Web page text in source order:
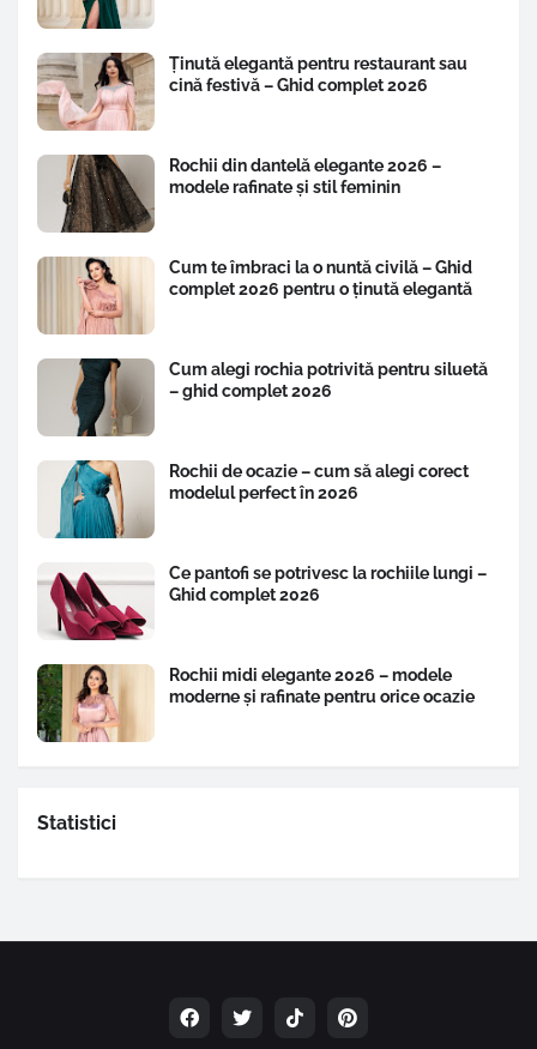
Ținută elegantă pentru restaurant sau
cină festivă – Ghid complet 2026
Rochii din dantelă elegante 2026 –
modele rafinate și stil feminin
Cum te îmbraci la o nuntă civilă – Ghid
complet 2026 pentru o ținută elegantă
Cum alegi rochia potrivită pentru siluetă
– ghid complet 2026
Rochii de ocazie – cum să alegi corect
modelul perfect în 2026
Ce pantofi se potrivesc la rochiile lungi –
Ghid complet 2026
Rochii midi elegante 2026 – modele
moderne și rafinate pentru orice ocazie
Statistici